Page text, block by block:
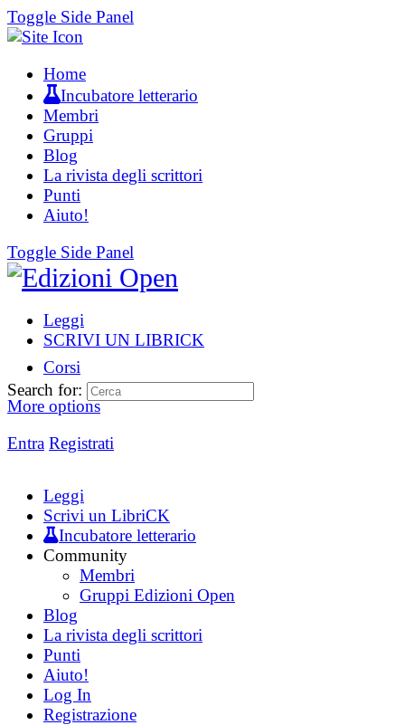
Toggle Side Panel
Home
Incubatore letterario
Membri
Gruppi
Blog
La rivista degli scrittori
Punti
Aiuto!
Toggle Side Panel
Leggi
SCRIVI UN LIBRICK
Corsi
More options
Entra Registrati
Search for:
Leggi
Scrivi un LibriCK
Incubatore letterario
Community
Membri
Gruppi Edizioni Open
Blog
La rivista degli scrittori
Punti
Aiuto!
Log In
Registrazione